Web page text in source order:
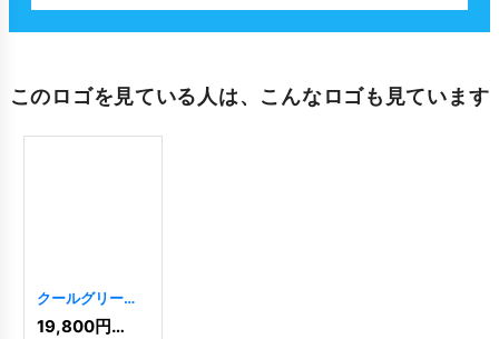
このロゴを見ている人は、こんなロゴも見ています
クールグリーン
のDロゴ [58
19,800円(税込)